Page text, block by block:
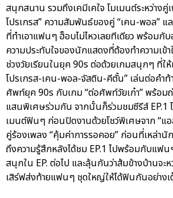
สนุกสนาน รวมถึงเคมีเคใจ โมเมนต์ระหว่าง
โปรเกรส” ความสัมพันธ์ของคู่ “เคน-พอล” แ
ที่ทำเอาแฟนๆ ฮ็อบไม่ไหวเลยทีเดียว พร้อมกั
ความประทับใจของนักแสดงที่ต้องทำความเข้
ช่วงวัยเรียนในยุค 90s ต่อด้วยเกมสนุกๆ ที่
โปรเกรส-เคน-พอล-จัสติน-คีตั้น” เล่นต่อคำท้
ศัพท์ยุค 90s กับเกม “ต่อศัพท์วัยเก๋า” พร้อม
แสนพิเศษร่วมกัน จากนั้นก็ร่วมชมซีรีส์ EP.1
เมนต์ฟินๆ ก่อนปิดงานด้วยโชว์พิเศษจาก “แ
คู่ร้องเพลง “คุ้มค่าการรอคอย” ก่อนที่เหล่านั
ถึงความรู้สึกหลังได้ชม EP.1 ไปพร้อมกับแฟ
สนุกใน EP. ต่อไป และลุ้นกันว่าส้มข้างบ้านจะ
เสิร์ฟส่งท้ายแฟนๆ ชุดใหญ่ให้ได้ฟินกันอย่างเ